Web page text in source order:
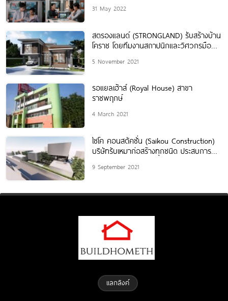
การสร้างบ้านที่ดี ไร้ปัญหาหลังคา￼
31 May 2022
สตรองแลนด์ (STRONGLAND) รับสร้างบ้าน
โคราช โดยทีมงานสถาปนิกและวิศวกรมือ
5 November 2021
รอแยลเฮ้าส์ (Royal House) สาขา
ราชพฤกษ์
4 March 2021
ไซโค คอนสตัคชั่น (Saikou Construction)
บริษัทรับเหมาก่อสร้างทุกชนิด ประสบการณ์
9 September 2021
แลกลิงค์